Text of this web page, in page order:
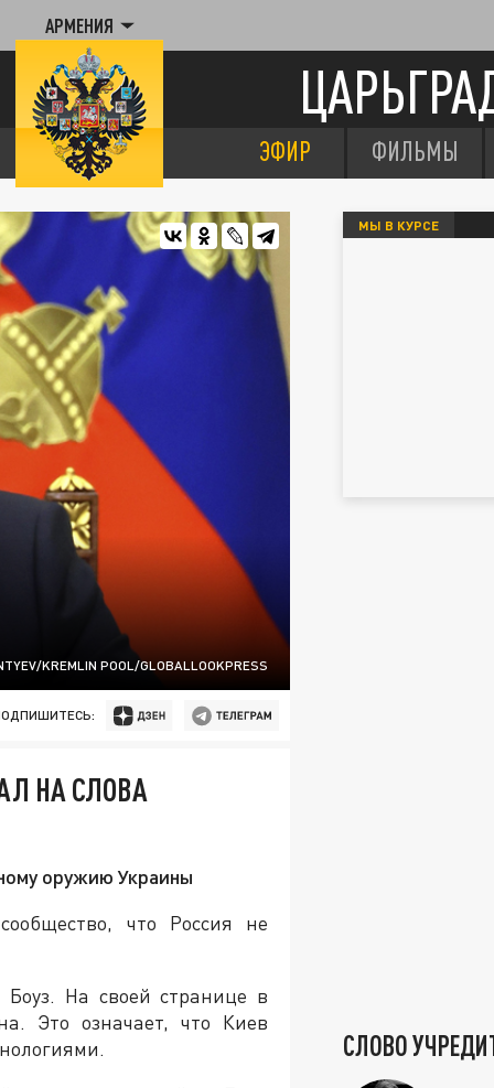
АРМЕНИЯ
ЭФИР ФИЛЬМЫ
KREMLIN POOL/GLOBALLOOKPRESS
НА СЛОВА
оружию Украины
что Россия не
На своей странице в
Это означает, что Киев
МЫ В КУРСЕ
СЛОВО